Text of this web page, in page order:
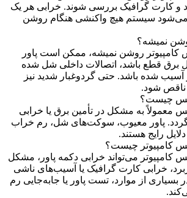
و کارت گرافیک بررسی شوند. خرابی هر یک
می‌شود سیستم هیچ واکنشی هنگام روشن
نمیشه؟
کامپیوتر روشن نمیشه، ممکن است پاور
برق قطع باشد، اتصالات داخلی شل شده
آسیب شده باشد. حتی گردوغبار شدید نیز
ناقص شود.
چیست؟
معمولاً به مشکل در تأمین برق یا خرابی
پاور معیوب، سوکت‌های شل، رم خراب
دلایل رایج هستند.
کامپیوتر چیست؟
می‌تواند خرابی دکمه پاور، مشکل
خرابی کارت گرافیک یا آسیب‌های ناشی
بسیاری از موارد، تست پاور یا جابه‌جایی رم